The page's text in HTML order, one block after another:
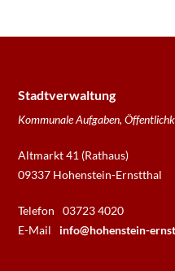
Stadtverwaltung
Kommunale Aufgaben,
Altmarkt 41 (Rathaus)
09337 Hohenstein-Ernstthal
Telefon
03723 4020
E-Mail
info@hohenstein-